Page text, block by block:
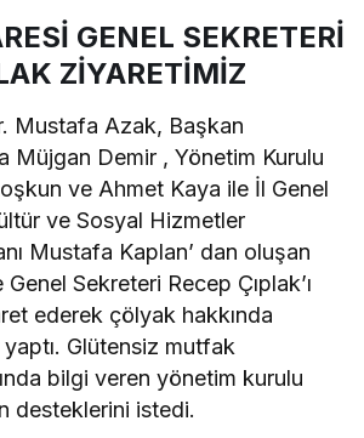
GENEL SEKRETERİ
ZİYARETİMİZ
Mustafa Azak, Başkan
Müjgan Demir , Yönetim Kurulu
ve Ahmet Kaya ile İl Genel
ve Sosyal Hizmetler
Mustafa Kaplan’ dan oluşan
Sekreteri Recep Çıplak’ı
ederek çölyak hakkında
Glütensiz mutfak
bilgi veren yönetim kurulu
desteklerini istedi.